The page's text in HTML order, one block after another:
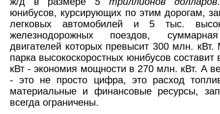
юнибусов, курсирующих по этим дорогам,
легковых автомобилей и 5 тыс.
железнодорожных поездов,
двигателей которых превысит 300 млн.
парка высокоскоростных юнибусов составит
кВт - экономия мощности в 270 млн. кВт. А
- это не просто цифра, это расход
материальные и финансовые ресурсы,
всегда ограничены.